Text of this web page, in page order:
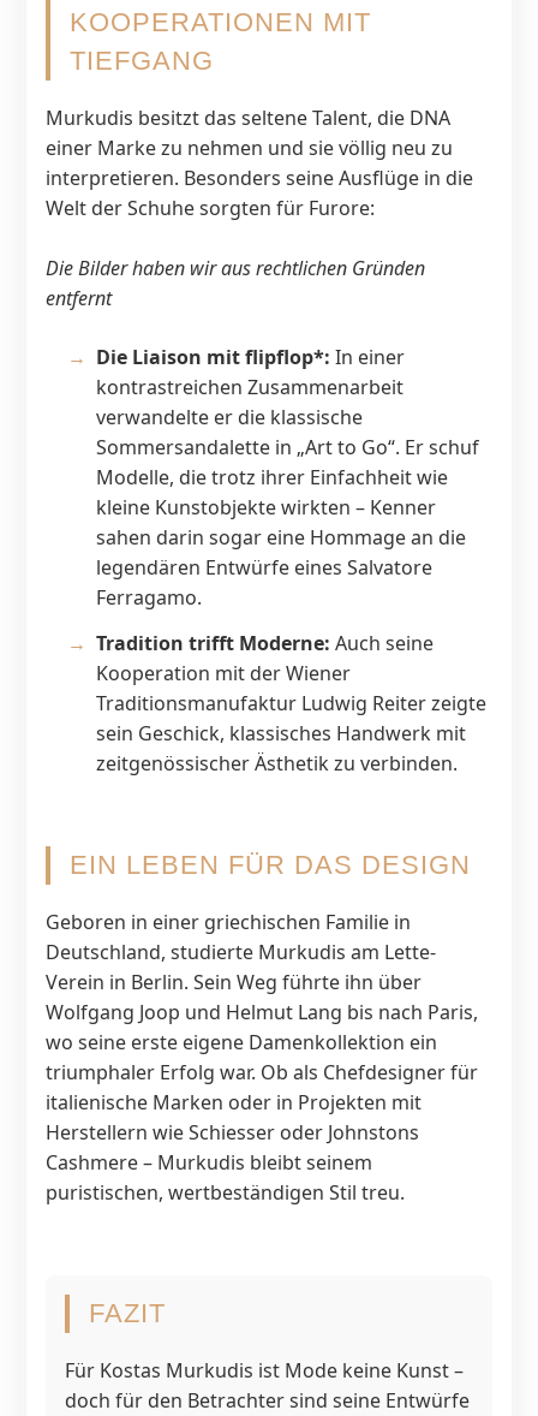
KOOPERATIONEN MIT
TIEFGANG
Murkudis besitzt das seltene Talent, die DNA
einer Marke zu nehmen und sie völlig neu zu
interpretieren. Besonders seine Ausflüge in die
Welt der Schuhe sorgten für Furore:
Die Bilder haben wir aus rechtlichen Gründen
entfernt
Die Liaison mit flipflop*: In einer
kontrastreichen Zusammenarbeit
verwandelte er die klassische
Sommersandalette in „Art to Go“. Er schuf
Modelle, die trotz ihrer Einfachheit wie
kleine Kunstobjekte wirkten – Kenner
sahen darin sogar eine Hommage an die
legendären Entwürfe eines Salvatore
Ferragamo.
Tradition trifft Moderne: Auch seine
Kooperation mit der Wiener
Traditionsmanufaktur Ludwig Reiter zeigte
sein Geschick, klassisches Handwerk mit
zeitgenössischer Ästhetik zu verbinden.
EIN LEBEN FÜR DAS DESIGN
Geboren in einer griechischen Familie in
Deutschland, studierte Murkudis am Lette-
Verein in Berlin. Sein Weg führte ihn über
Wolfgang Joop und Helmut Lang bis nach Paris,
wo seine erste eigene Damenkollektion ein
triumphaler Erfolg war. Ob als Chefdesigner für
italienische Marken oder in Projekten mit
Herstellern wie Schiesser oder Johnstons
Cashmere – Murkudis bleibt seinem
puristischen, wertbeständigen Stil treu.
FAZIT
Für Kostas Murkudis ist Mode keine Kunst –
doch für den Betrachter sind seine Entwürfe